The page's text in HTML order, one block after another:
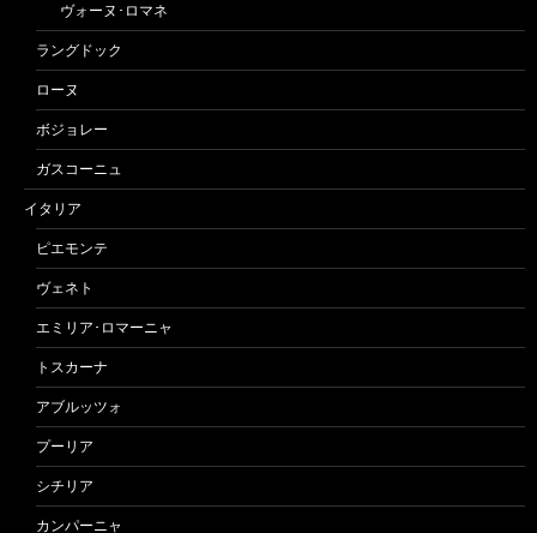
ヴォーヌ･ロマネ
ラングドック
ローヌ
ボジョレー
ガスコーニュ
イタリア
ピエモンテ
ヴェネト
エミリア･ロマーニャ
トスカーナ
アブルッツォ
プーリア
シチリア
カンパーニャ